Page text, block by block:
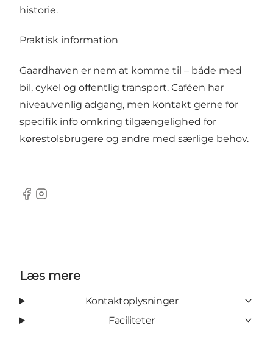
historie.
Praktisk information
Gaardhaven er nem at komme til – både med
bil, cykel og offentlig transport. Caféen har
niveauvenlig adgang, men kontakt gerne for
specifik info omkring tilgængelighed for
kørestolsbrugere og andre med særlige behov.
Facebook
Instagram
Læs mere
Kontaktoplysninger
Faciliteter